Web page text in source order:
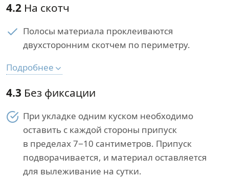
4.2 На скотч
Полосы материала проклеиваются
двухсторонним скотчем по периметру.
Подробнее
4.3 Без фиксации
При укладке одним куском необходимо
оставить с каждой стороны припуск
в пределах 7−10 сантиметров. Припуск
подворачивается, и материал оставляется
для вылеживание на сутки.